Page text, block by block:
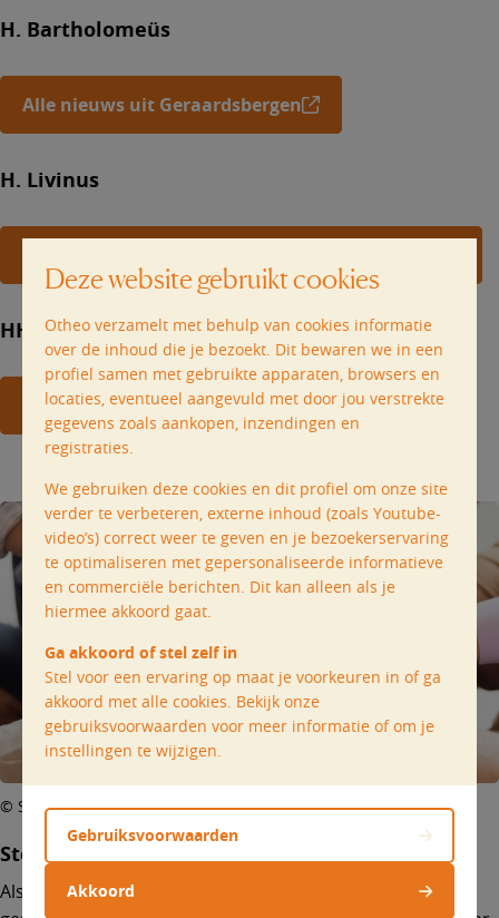
H. Bartholomeüs
Alle nieuws uit Geraardsbergen
H. Livinus
HH. Petrus&Paulus
Alle nieuws uit Zottegem
© Solidariteit in zorg
Steun onze pastorale werking
Als missionaire parochie willen wij een gastvrije
Deze website gebruikt cookies
Otheo verzamelt met behulp van cookies informatie
over de inhoud die je bezoekt. Dit bewaren we in een
profiel samen met gebruikte apparaten, browsers en
locaties, eventueel aangevuld met door jou verstrekte
gegevens zoals aankopen, inzendingen en
registraties.
We gebruiken deze cookies en dit profiel om onze site
verder te verbeteren, externe inhoud (zoals Youtube-
video’s) correct weer te geven en je bezoekerservaring
te optimaliseren met gepersonaliseerde informatieve
en commerciële berichten. Dit kan alleen als je
hiermee akkoord gaat.
Ga akkoord of stel zelf in
Stel voor een ervaring op maat je voorkeuren in of ga
akkoord met alle cookies. Bekijk onze
gebruiksvoorwaarden voor meer informatie of om je
instellingen te wijzigen.
Gebruiksvoorwaarden
Akkoord